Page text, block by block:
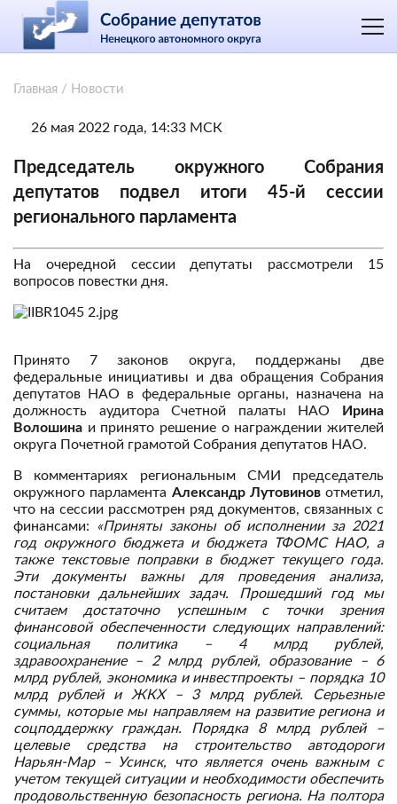
Главная / Новости
26 мая 2022 года, 14:33 МСК
Председатель окружного Собрания
депутатов подвел итоги 45-й сессии
регионального парламента
На очередной сессии депутаты рассмотрели 15
вопросов повестки дня.
Принято 7 законов округа, поддержаны две
федеральные инициативы и два обращения Собрания
депутатов НАО в федеральные органы, назначена на
должность аудитора Счетной палаты НАО
Ирина
Волошина и принято решение о награждении жителей
округа Почетной грамотой Собрания депутатов НАО.
В комментариях региональным СМИ председатель
окружного парламента Александр Лутовиновотметил,
что на сессии рассмотрен ряд документов, связанных с
финансами:
«Приняты законы об исполнении за 2021
год окружного бюджета и бюджета ТФОМС НАО, а
также текстовые поправки в бюджет текущего года.
Эти документы важны для проведения анализа,
постановки дальнейших задач. Прошедший год мы
считаем достаточно успешным с точки зрения
финансовой обеспеченности следующих направлений:
социальная политика – 4 млрд рублей,
здравоохранение – 2 млрд рублей, образование – 6
млрд рублей, экономика и инвестпроекты – порядка 10
млрд рублей и ЖКХ – 3 млрд рублей. Серьезные
суммы, которые мы направляем на развитие региона и
соцподдержку граждан. Порядка 8 млрд рублей –
целевые средства на строительство автодороги
Нарьян-Мар – Усинск, что является очень важным с
учетом текущей ситуации и необходимости обеспечить
продовольственную безопасность региона. На полтора